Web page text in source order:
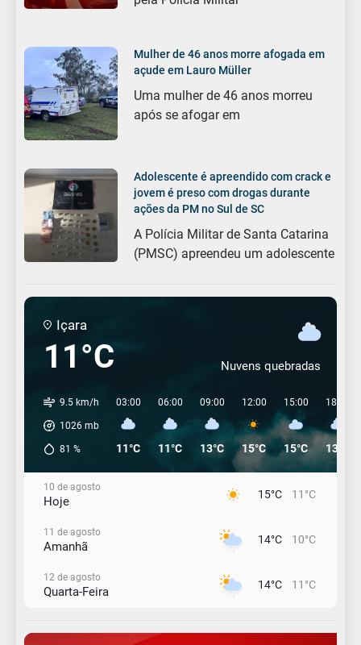
Mulher de 46 anos morre afogada em
açude em Lauro Müller
Uma mulher de 46 anos morreu
após se afogar em
Adolescente é apreendido com crack e
jovem é preso com drogas durante
ações da PM no Sul de SC
A Polícia Militar de Santa Catarina
(PMSC) apreendeu um adolescente
Içara
11°C Nuvens quebradas
9.5 km/h
1026 mb
81 %
03:00
11°C
06:00
11°C
09:00
13°C
12:00
15°C
15:00
15°C
18:00
13°C
10 de agosto
Hoje 15°C 11°C
11 de agosto
Amanhã 14°C 10°C
12 de agosto
Quarta-Feira 14°C 11°C
Quinta-Feira 19°C 13°C